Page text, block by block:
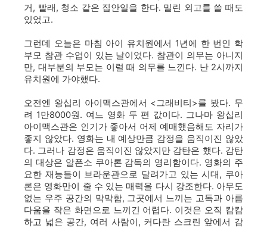
거, 빨래, 청소 같은 집안일을 한다. 밀린 외고를 쓸 때도
있었고.
그런데 오늘은 마침 아이 유치원에서 1년에 한 번인 학
부모 참관 수업이 있는 날이었다. 참관이 의무는 아니지
만, 대부분의 부모는 이럴 때 의무를 느낀다. 난 2시까지
유치원에 가야했다.
오전엔 왕십리 아이맥스관에서 <그래비티>를 봤다. 무
려 1만8000원. 여느 영화 두 편 값이다. 그나마 왕십리
아이맥스관은 인기가 좋아서 어제 예매했음해도 자리가
좋지 않았다. 영화는 내 예상만큼 감정을 움직이진 않았
다. 그러나 감정은 움직이진 않았지만 감탄은 했다. 감탄
의 대상은 알폰소 쿠아론 감독의 영리함이다. 영화의 주
요한 재능들이 브라운관으로 달려가고 있는 시대, 쿠아
론은 영화만이 줄 수 있는 매력을 다시 강조한다. 아무도
없는 우주 공간의 막막함, 그곳에서 느끼는 고독과 아름
다움을 작은 화면으로 느끼긴 어렵다. 이것은 오직 캄캄
하고 넓은 공간, 여러 사람이, 커다란 스크린 앞에서 감